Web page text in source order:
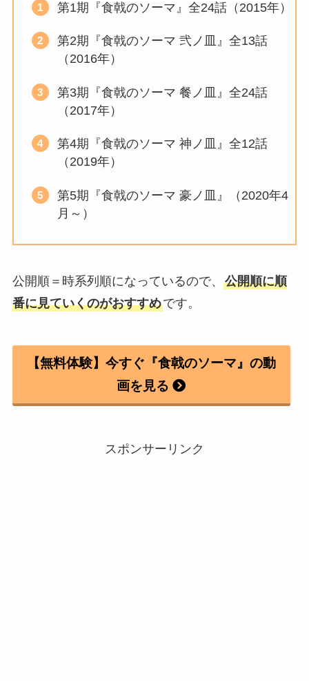
第1期『食戟のソーマ』全24話（2015年）
第2期『食戟のソーマ 弐ノ皿』全13話
（2016年）
第3期『食戟のソーマ 餐ノ皿』全24話
（2017年）
第4期『食戟のソーマ 神ノ皿』全12話
（2019年）
第5期『食戟のソーマ 豪ノ皿』（2020年4
月～）
公開順＝時系列順になっているので、 公開順に順
番に見ていくのがおすすめです。
【無料体験】今すぐ『食戟のソーマ』の動
画を見る
スポンサーリンク